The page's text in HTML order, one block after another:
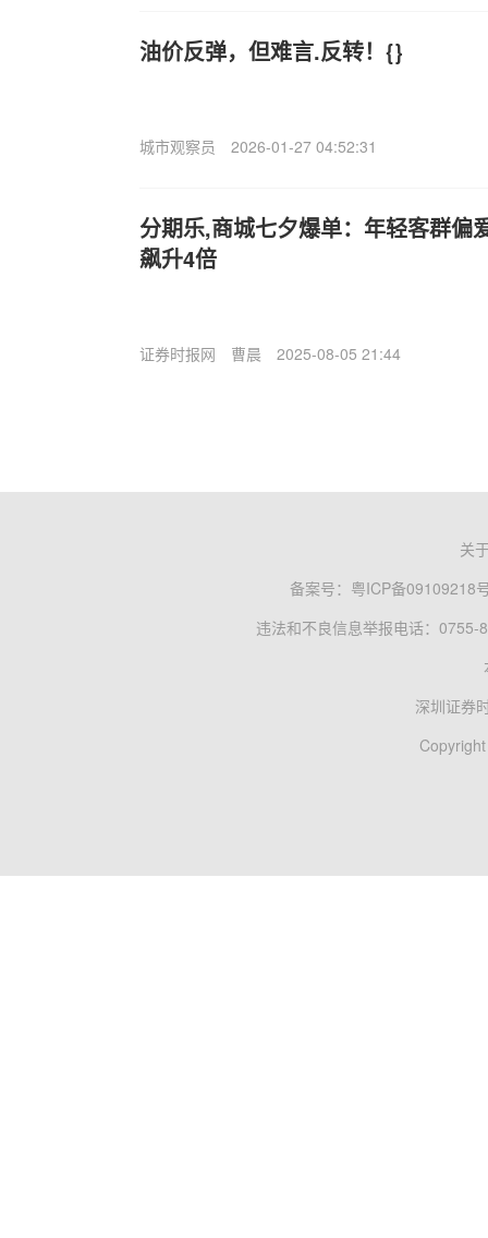
油价反弹，但难言.反转！{}
城市观察员 2026-01-27 04:52:31
分期乐,商城七夕爆单：年轻客群偏
飙升4倍
证券时报网 曹晨 2025-08-05 21:44
关
备案号： 粤ICP备09109218
违法和不良信息举报电话：0755-
深圳证券